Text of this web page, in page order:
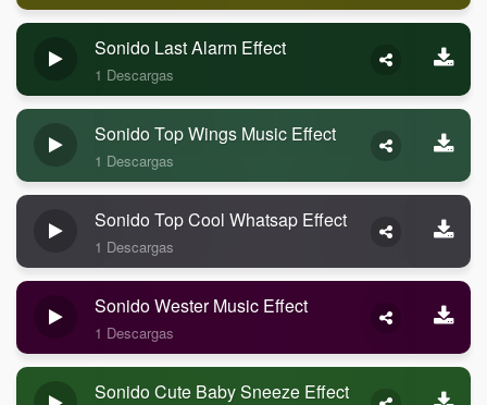
Sonido Last Alarm Effect
1 Descargas
Sonido Top Wings Music Effect
1 Descargas
Sonido Top Cool Whatsap Effect
1 Descargas
Sonido Wester Music Effect
1 Descargas
Sonido Cute Baby Sneeze Effect